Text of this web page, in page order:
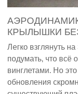
КРЫЛЫШКИ
Легко взглянуть
подумать, что всё
винглетами. Но
обновления